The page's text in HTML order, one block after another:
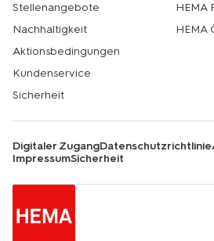
Stellenangebote
Nachhaltigkeit
Aktionsbedingungen
Kundenservice
Sicherheit
HEMA
HEMA
Digitaler ZugangDatenschutzrichtlinie
ImpressumSicherheit